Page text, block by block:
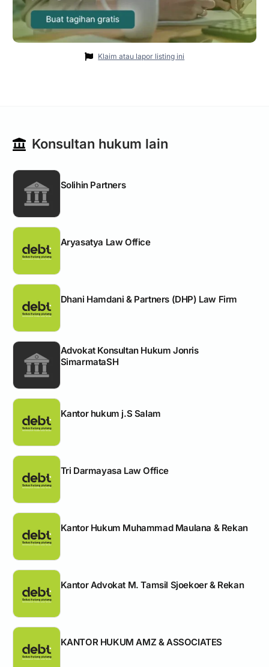
Klaim atau lapor listing ini
Konsultan hukum lain
Solihin Partners
Aryasatya Law Office
Dhani Hamdani & Partners (DHP) Law Firm
Advokat Konsultan Hukum Jonris
SimarmataSH
Kantor hukum j.S Salam
Tri Darmayasa Law Office
Kantor Hukum Muhammad Maulana & Rekan
Kantor Advokat M. Tamsil Sjoekoer & Rekan
KANTOR HUKUM AMZ & ASSOCIATES